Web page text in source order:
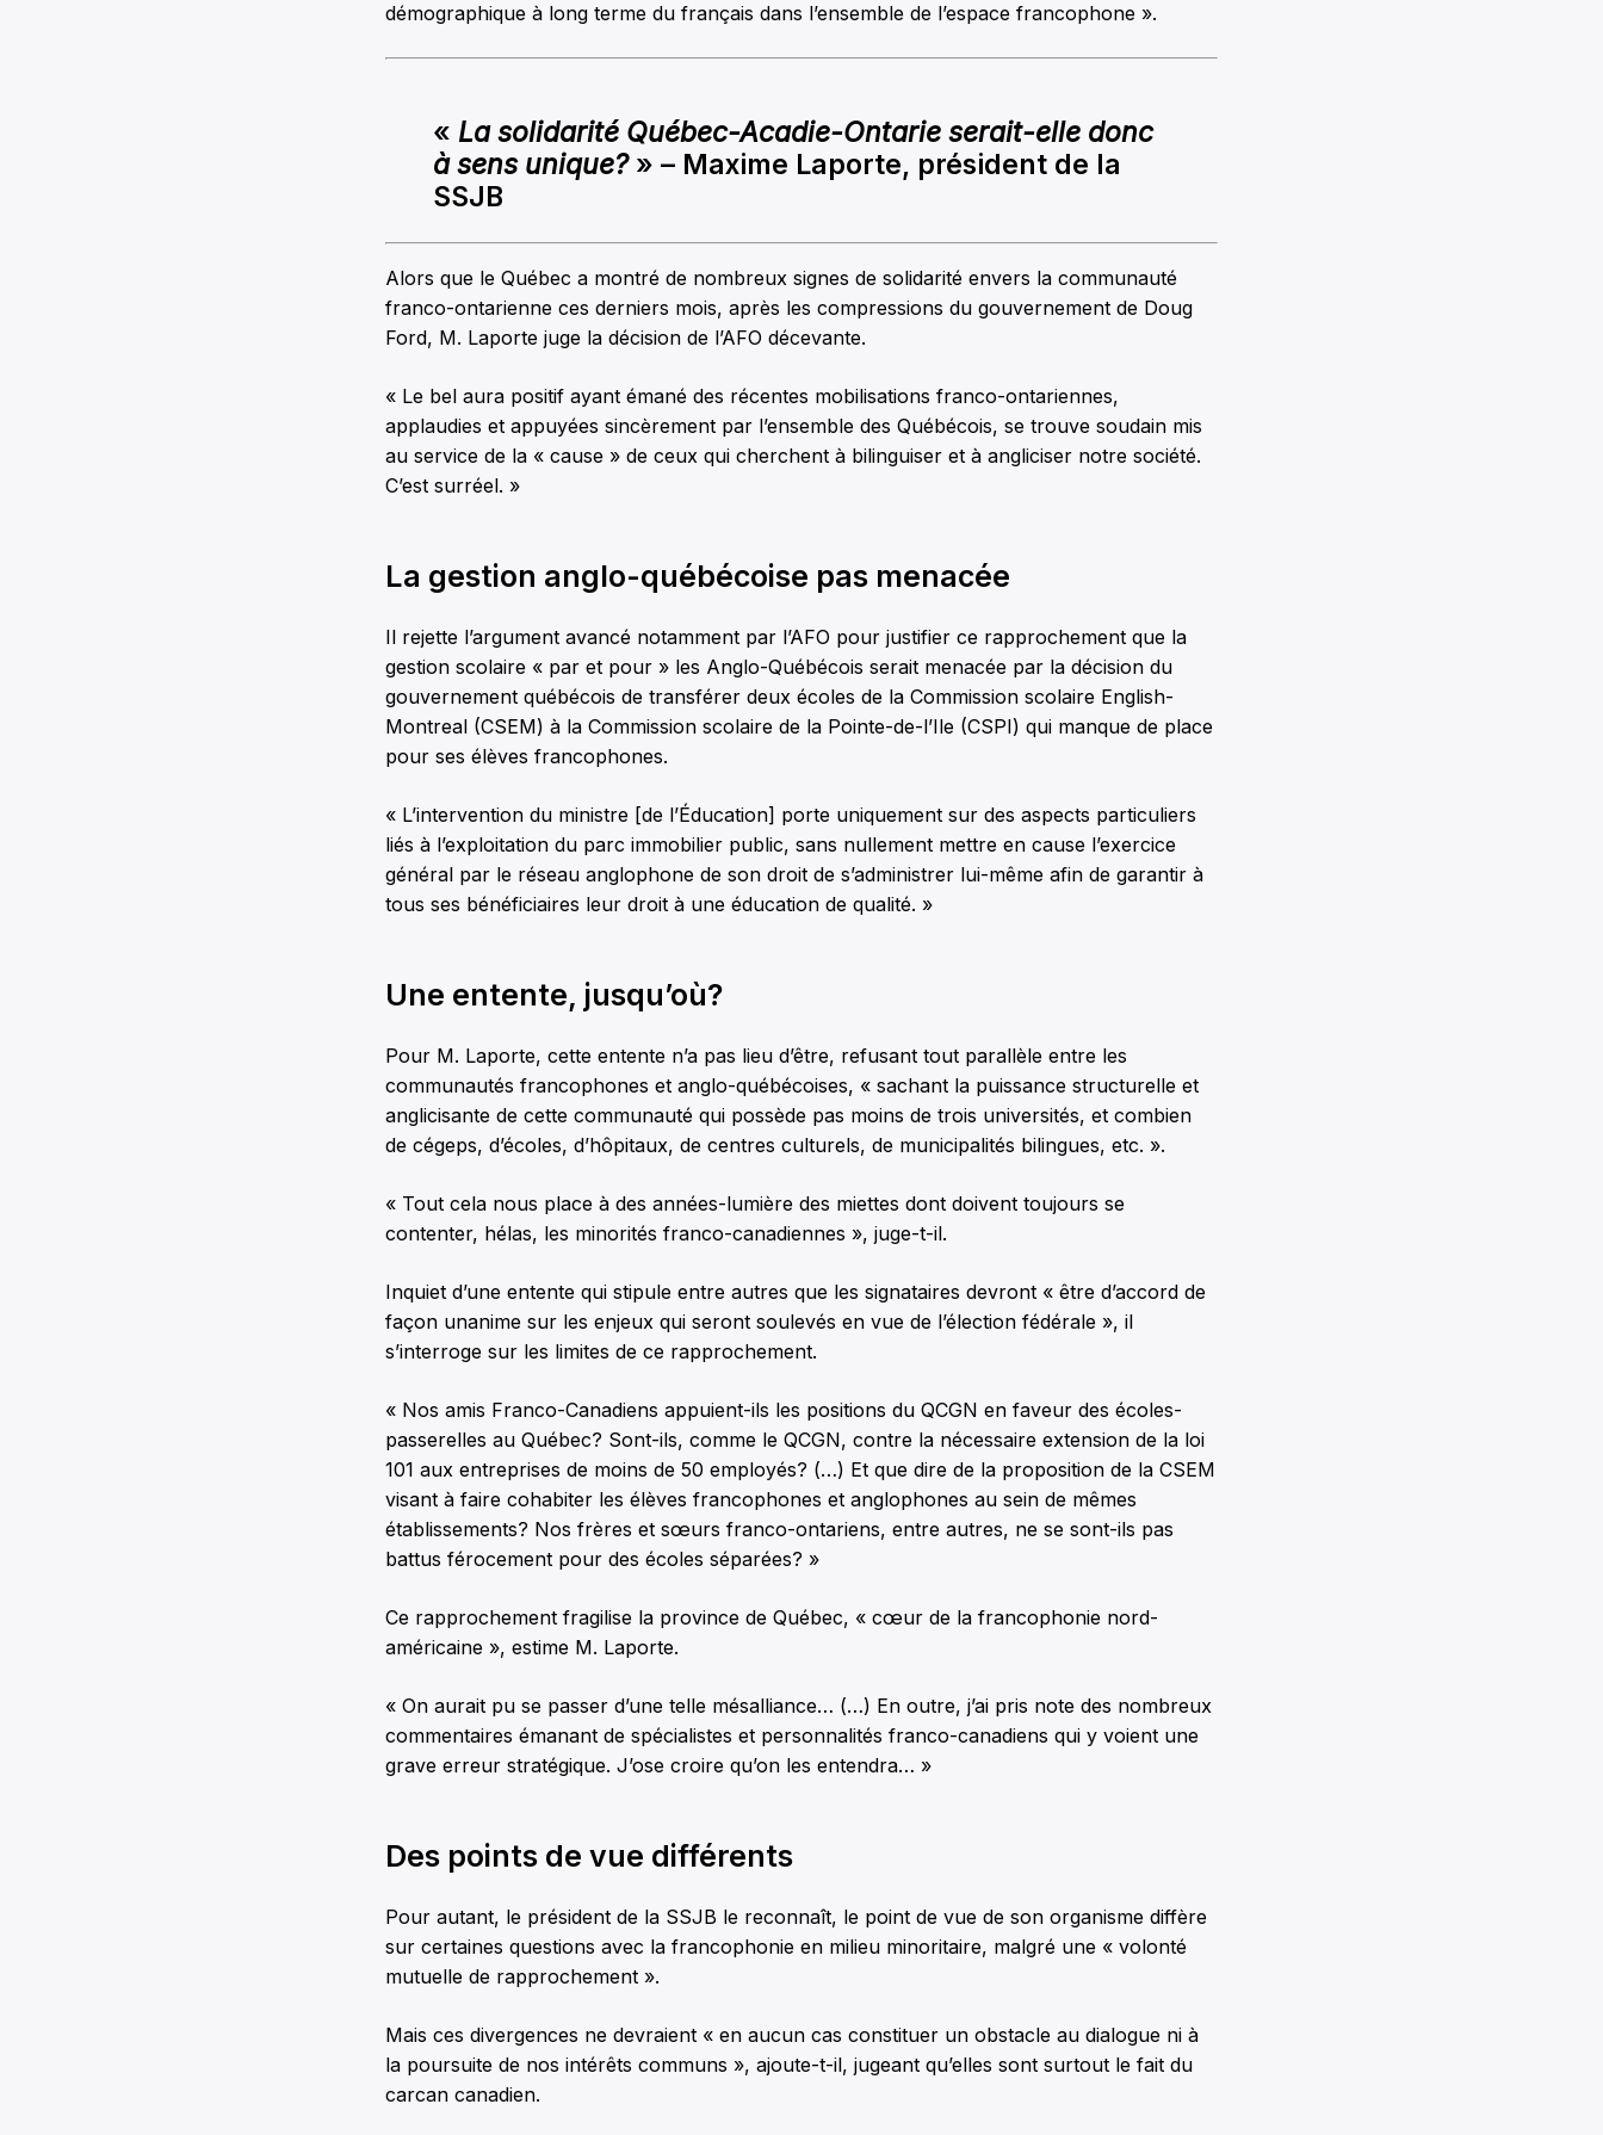
démographique à long terme du français dans l’ensemble de l’espace francophone ».
« La solidarité Québec-Acadie-Ontarie serait-elle donc
à sens unique?» – Maxime Laporte, président de la
SSJB
Alors que le Québec a montré de nombreux signes de solidarité envers la communauté
franco-ontarienne ces derniers mois, après les compressions du gouvernement de Doug
Ford, M. Laporte juge la décision de l’AFO décevante.
« Le bel aura positif ayant émané des récentes mobilisations franco-ontariennes,
applaudies et appuyées sincèrement par l’ensemble des Québécois, se trouve soudain mis
au service de la « cause » de ceux qui cherchent à bilinguiser et à angliciser notre société.
C’est surréel. »
La gestion anglo-québécoise pas menacée
Il rejette l’argument avancé notamment par l’AFO pour justifier ce rapprochement que la
gestion scolaire « par et pour » les Anglo-Québécois serait menacée par la décision du
gouvernement québécois de transférer deux écoles de la Commission scolaire English-
Montreal (CSEM) à la Commission scolaire de la Pointe-de-l’Ile (CSPI) qui manque de place
pour ses élèves francophones.
« L’intervention du ministre [de l’Éducation] porte uniquement sur des aspects particuliers
liés à l’exploitation du parc immobilier public, sans nullement mettre en cause l’exercice
général par le réseau anglophone de son droit de s’administrer lui-même afin de garantir à
tous ses bénéficiaires leur droit à une éducation de qualité. »
Une entente, jusqu’où?
Pour M. Laporte, cette entente n’a pas lieu d’être, refusant tout parallèle entre les
communautés francophones et anglo-québécoises, « sachant la puissance structurelle et
anglicisante de cette communauté qui possède pas moins de trois universités, et combien
de cégeps, d’écoles, d’hôpitaux, de centres culturels, de municipalités bilingues, etc. ».
« Tout cela nous place à des années-lumière des miettes dont doivent toujours se
contenter, hélas, les minorités franco-canadiennes », juge-t-il.
Inquiet d’une entente qui stipule entre autres que les signataires devront « être d’accord de
façon unanime sur les enjeux qui seront soulevés en vue de l’élection fédérale », il
s’interroge sur les limites de ce rapprochement.
« Nos amis Franco-Canadiens appuient-ils les positions du QCGN en faveur des écoles-
passerelles au Québec? Sont-ils, comme le QCGN, contre la nécessaire extension de la loi
101 aux entreprises de moins de 50 employés? (…) Et que dire de la proposition de la CSEM
visant à faire cohabiter les élèves francophones et anglophones au sein de mêmes
établissements? Nos frères et sœurs franco-ontariens, entre autres, ne se sont-ils pas
battus férocement pour des écoles séparées? »
Ce rapprochement fragilise la province de Québec, « cœur de la francophonie nord-
américaine », estime M. Laporte.
« On aurait pu se passer d’une telle mésalliance… (…) En outre, j’ai pris note des nombreux
commentaires émanant de spécialistes et personnalités franco-canadiens qui y voient une
grave erreur stratégique. J’ose croire qu’on les entendra… »
Des points de vue différents
Pour autant, le président de la SSJB le reconnaît, le point de vue de son organisme diffère
sur certaines questions avec la francophonie en milieu minoritaire, malgré une « volonté
mutuelle de rapprochement ».
Mais ces divergences ne devraient « en aucun cas constituer un obstacle au dialogue ni à
la poursuite de nos intérêts communs », ajoute-t-il, jugeant qu’elles sont surtout le fait du
carcan canadien.